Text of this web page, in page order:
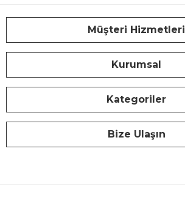
Müşteri Hizmetleri
Kurumsal
Kategoriler
Bize Ulaşın